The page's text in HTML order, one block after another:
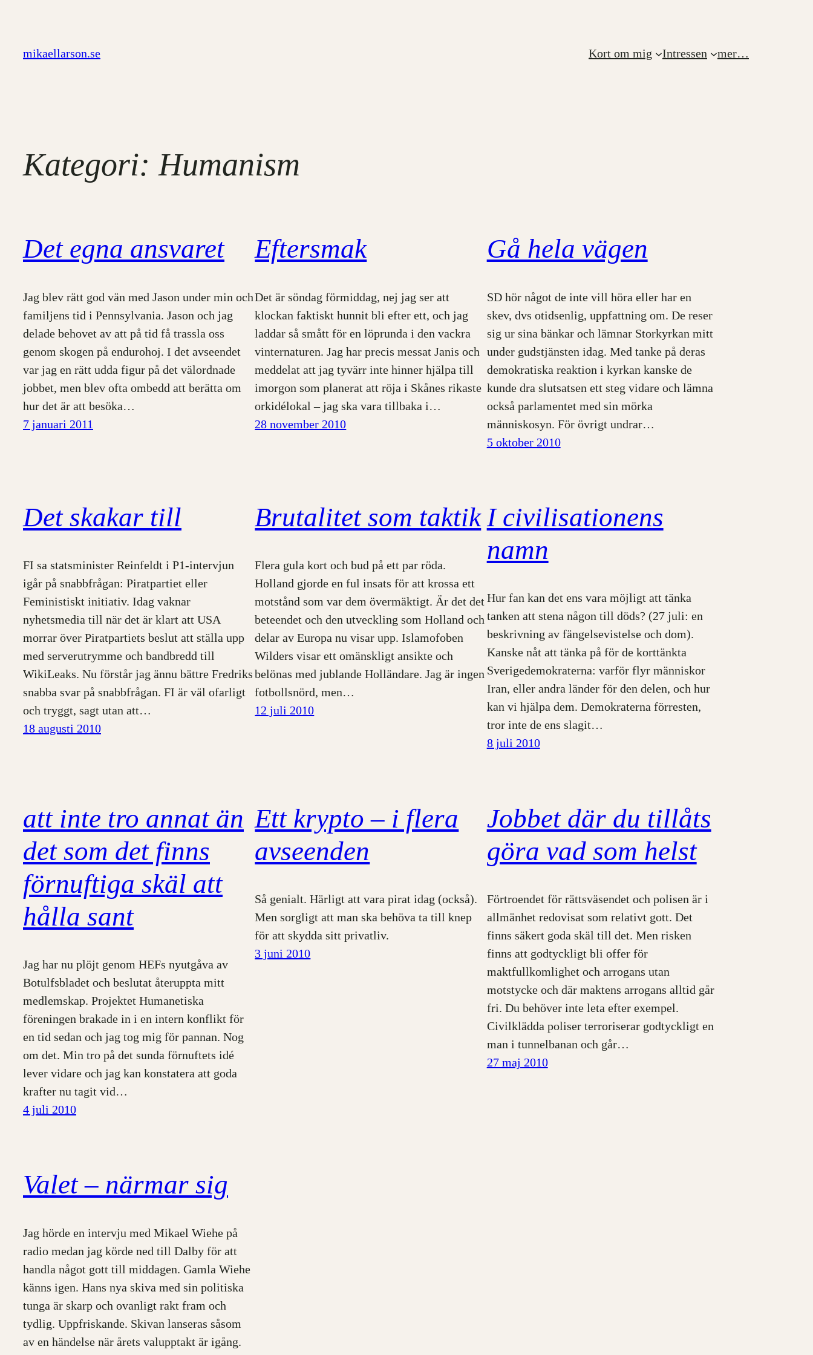
innehåll
mikaellarson.se Kort om mig Intressen mer…
Kategori:Humanism
Det egna ansvaret
Jag blev rätt god vän med Jason under min och
familjens tid i Pennsylvania. Jason och jag
delade behovet av att på tid få trassla oss
genom skogen på endurohoj. I det avseendet
var jag en rätt udda figur på det välordnade
jobbet, men blev ofta ombedd att berätta om
hur det är att besöka…
7 januari 2011
Eftersmak
Det är söndag förmiddag, nej jag ser att
klockan faktiskt hunnit bli efter ett, och jag
laddar så smått för en löprunda i den vackra
vinternaturen. Jag har precis messat Janis och
meddelat att jag tyvärr inte hinner hjälpa till
imorgon som planerat att röja i Skånes rikaste
orkidélokal – jag ska vara tillbaka i…
28 november 2010
Gå hela vägen
SD hör något de inte vill höra eller har en
skev, dvs otidsenlig, uppfattning om. De reser
sig ur sina bänkar och lämnar Storkyrkan mitt
under gudstjänsten idag. Med tanke på deras
demokratiska reaktion i kyrkan kanske de
kunde dra slutsatsen ett steg vidare och lämna
också parlamentet med sin mörka
människosyn. För övrigt undrar…
5 oktober 2010
Det skakar till
FI sa statsminister Reinfeldt i P1-intervjun
igår på snabbfrågan: Piratpartiet eller
Feministiskt initiativ. Idag vaknar
nyhetsmedia till när det är klart att USA
morrar över Piratpartiets beslut att ställa upp
med serverutrymme och bandbredd till
WikiLeaks. Nu förstår jag ännu bättre Fredriks
snabba svar på snabbfrågan. FI är väl ofarligt
och tryggt, sagt utan att…
18 augusti 2010
Brutalitet som taktik
Flera gula kort och bud på ett par röda.
Holland gjorde en ful insats för att krossa ett
motstånd som var dem övermäktigt. Är det det
beteendet och den utveckling som Holland och
delar av Europa nu visar upp. Islamofoben
Wilders visar ett omänskligt ansikte och
belönas med jublande Holländare. Jag är ingen
fotbollsnörd, men…
12 juli 2010
I civilisationens
namn
Hur fan kan det ens vara möjligt att tänka
tanken att stena någon till döds? (27 juli: en
beskrivning av fängelsevistelse och dom).
Kanske nåt att tänka på för de korttänkta
Sverigedemokraterna: varför flyr människor
Iran, eller andra länder för den delen, och hur
kan vi hjälpa dem. Demokraterna förresten,
tror inte de ens slagit…
8 juli 2010
att inte tro annat än
det som det finns
förnuftiga skäl att
hålla sant
Jag har nu plöjt genom HEFs nyutgåva av
Botulfsbladet och beslutat återuppta mitt
medlemskap. Projektet Humanetiska
föreningen brakade in i en intern konflikt för
en tid sedan och jag tog mig för pannan. Nog
om det. Min tro på det sunda förnuftets idé
lever vidare och jag kan konstatera att goda
krafter nu tagit vid…
4 juli 2010
Ett krypto – i flera
avseenden
Så genialt. Härligt att vara pirat idag (också).
Men sorgligt att man ska behöva ta till knep
för att skydda sitt privatliv.
3 juni 2010
Jobbet där du tillåts
göra vad som helst
Förtroendet för rättsväsendet och polisen är i
allmänhet redovisat som relativt gott. Det
finns säkert goda skäl till det. Men risken
finns att godtyckligt bli offer för
maktfullkomlighet och arrogans utan
motstycke och där maktens arrogans alltid går
fri. Du behöver inte leta efter exempel.
Civilklädda poliser terroriserar godtyckligt en
man i tunnelbanan och går…
27 maj 2010
Valet – närmar sig
Jag hörde en intervju med Mikael Wiehe på
radio medan jag körde ned till Dalby för att
handla något gott till middagen. Gamla Wiehe
känns igen. Hans nya skiva med sin politiska
tunga är skarp och ovanligt rakt fram och
tydlig. Uppfriskande. Skivan lanseras såsom
av en händelse när årets valupptakt är igång.